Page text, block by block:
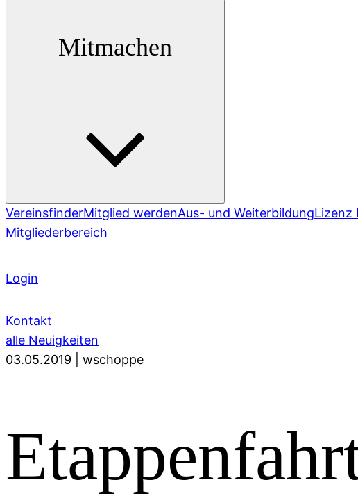
Mitmachen
VereinsfinderMitglied werdenAus- und WeiterbildungLizenz
Mitgliederbereich
Login
Kontakt
alle Neuigkeiten
03.05.2019
wschoppe